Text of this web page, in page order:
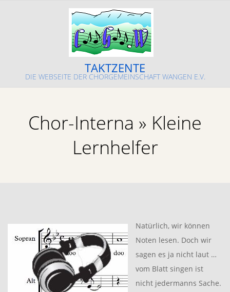
TAKTZENTE
DIE WEBSEITE DER CHORGEMEINSCHAFT WANGEN E.V.
Chor-Interna » Kleine
Lernhelfer
Natürlich, wir können
Noten lesen. Doch wir
sagen es ja nicht laut …
vom Blatt singen ist
nicht jedermanns Sache.